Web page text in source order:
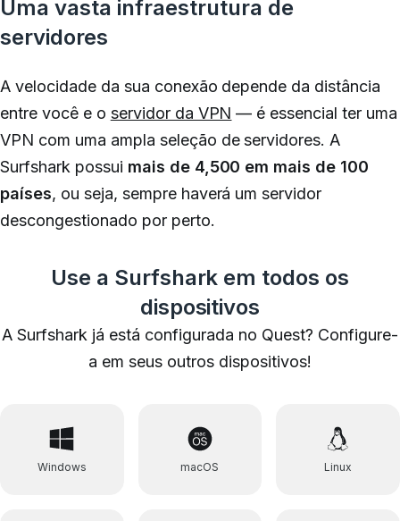
Uma vasta infraestrutura de
servidores
A velocidade da sua conexão depende da distância
entre você e o servidor da VPN — é essencial ter uma
VPN com uma ampla seleção de servidores. A
Surfshark possui mais de 4,500 em mais de 100
países, ou seja, sempre haverá um servidor
descongestionado por perto.
Use a Surfshark em todos os
dispositivos
A Surfshark já está configurada no Quest? Configure-
a em seus outros dispositivos!
Windows macOS Linux